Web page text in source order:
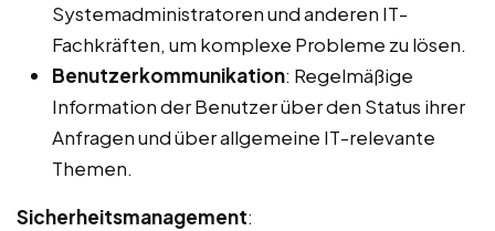
Systemadministratoren und anderen IT-
Fachkräften, um komplexe Probleme zu lösen.
Benutzerkommunikation: Regelmäßige
Information der Benutzer über den Status ihrer
Anfragen und über allgemeine IT-relevante
Themen.
Sicherheitsmanagement: